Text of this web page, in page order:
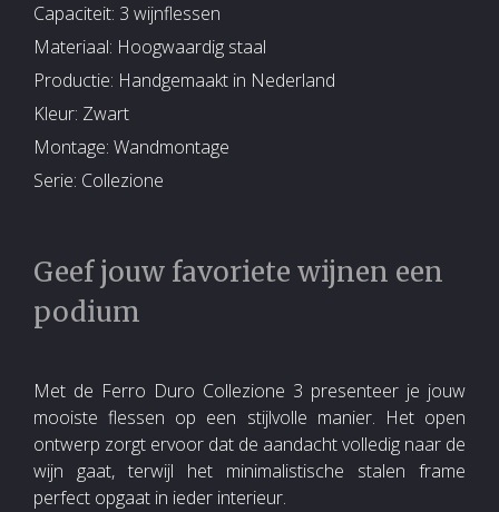
Capaciteit: 3 wijnflessen
Materiaal: Hoogwaardig staal
Productie: Handgemaakt in Nederland
Kleur: Zwart
Montage: Wandmontage
Serie: Collezione
Geef jouw favoriete wijnen een
podium
Met de Ferro Duro Collezione 3 presenteer je jouw
mooiste flessen op een stijlvolle manier. Het open
ontwerp zorgt ervoor dat de aandacht volledig naar de
wijn gaat, terwijl het minimalistische stalen frame
perfect opgaat in ieder interieur.